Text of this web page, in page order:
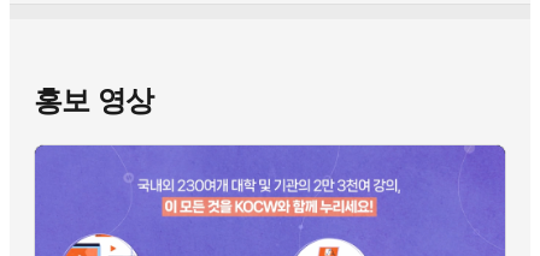
홍보 영상